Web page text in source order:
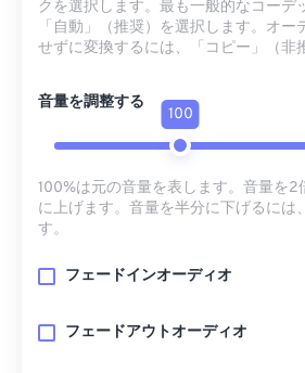
クを選択します。最も一般的なコーデ
「自動」（推奨）を選択します。オー
せずに変換するには、「コピー」（非
音量を調整する
100
100%は元の音量を表します。音量を
に上げます。音量を半分に下げるには
す。
フェードインオーディオ
フェードアウトオーディオ